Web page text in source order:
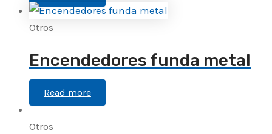
Otros
Encendedores funda metal
Read more
Otros